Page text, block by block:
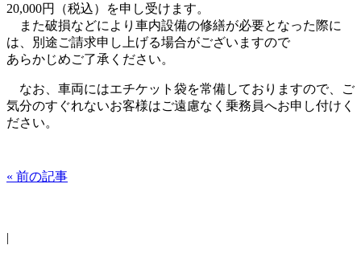
20,000円（税込）を申し受けます。
また破損などにより車内設備の修繕が必要となった際に
は、別途ご請求申し上げる場合がございますので
あらかじめご了承ください。
なお、車両にはエチケット袋を常備しておりますので、ご
気分のすぐれないお客様はご遠慮なく乗務員へお申し付けく
ださい。
« 前の記事
|